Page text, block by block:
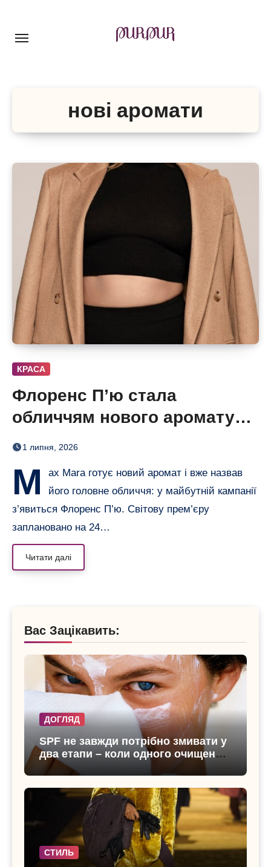
контенту
нові аромати
КРАСА
Флоренс П’ю стала
обличчям нового аромату
Max Mara
1 липня, 2026
M
ax Mara готує новий аромат і вже назвав
його головне обличчя: у майбутній кампанії
з’явиться Флоренс П’ю. Світову прем’єру
заплановано на 24…
Читати далі
Вас Зацікавить:
ДОГЛЯД
SPF не завжди потрібно змивати у
два етапи – коли одного очищення
достатньо
СТИЛЬ